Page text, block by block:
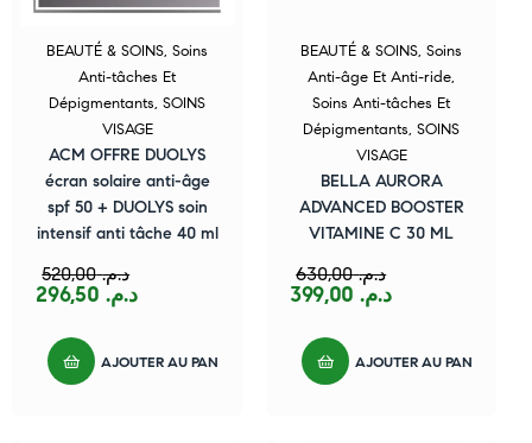
BEAUTÉ & SOINS, Soins
Anti-tâches Et
Dépigmentants, SOINS
VISAGE
ACM OFFRE DUOLYS
écran solaire anti-âge
spf 50 + DUOLYS soin
intensif anti tâche 40 ml
د.م.520,00
د.م.
AJOUTER AU PANIER
BEAUTÉ & SOINS, Soins
Anti-âge Et Anti-ride,
Soins Anti-tâches Et
Dépigmentants, SOINS
VISAGE
BELLA AURORA
ADVANCED BOOSTER
VITAMINE C 30 ML
د.م.630,00
د.م.
AJOUTER AU PANIER